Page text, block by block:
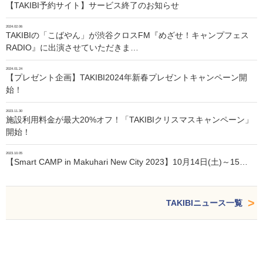
【TAKIBI予約サイト】サービス終了のお知らせ
2024.02.06
TAKIBIの「こばやん」が渋谷クロスFM『めざせ！キャンプフェス
RADIO』に出演させていただきま…
2024.01.24
【プレゼント企画】TAKIBI2024年新春プレゼントキャンペーン開
始！
2023.11.30
施設利用料金が最大20%オフ！「TAKIBIクリスマスキャンペーン」
開始！
2023.10.05
【Smart CAMP in Makuhari New City 2023】10月14日(土)～15…
TAKIBIニュース一覧